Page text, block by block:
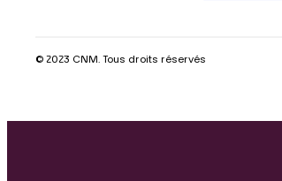
© 2023 CNM. Tous droits réservés